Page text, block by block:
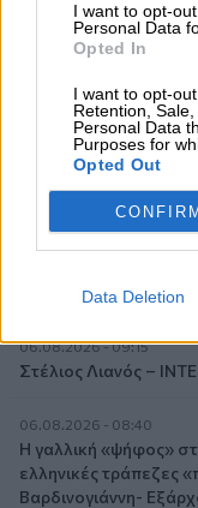
I want to opt-
Personal Data
Opted In
I want to opt-
Retention,
Personal Data
Purposes for
Opted Out
Data Deletion
06.08.2026 - 12:22
Kavita Patel -
καινοτόμα φάρμακα
06.08.2026 - 11:37
Μείωση
ζητούν οι έμποροι
ενεργειακή κρίση;
06.08.2026 - 09:15
Στέλιος Λιανός –
06.08.2026 - 08:40
Η γαλλική «ψήφος»
ελληνικές τράπεζες
Βαρδινογιάννη-